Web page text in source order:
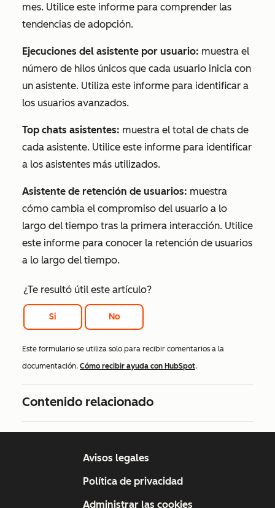
mes. Utilice este informe para comprender las
tendencias de adopción.
Ejecuciones del asistente por usuario: muestra el
número de hilos únicos que cada usuario inicia con
un asistente. Utiliza este informe para identificar a
los usuarios avanzados.
Top chats asistentes: muestra el total de chats de
cada asistente. Utilice este informe para identificar
a los asistentes más utilizados.
Asistente de retención de usuarios: muestra
cómo cambia el compromiso del usuario a lo
largo del tiempo tras la primera interacción. Utilice
este informe para conocer la retención de usuarios
a lo largo del tiempo.
¿Te resultó útil este artículo?
Si No
Este formulario se utiliza solo para recibir comentarios a la
documentación. Cómo recibir ayuda con HubSpot.
Contenido relacionado
Avisos legales
Política de privacidad
Administrar las cookies